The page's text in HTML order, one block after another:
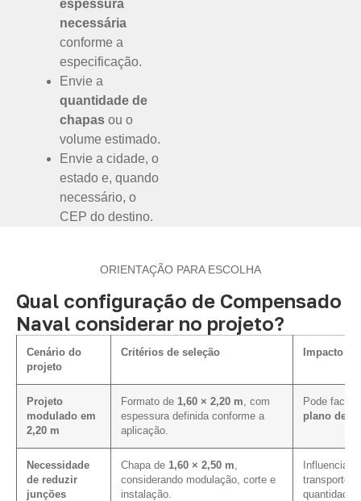
espessura
necessária
conforme a
especificação.
Envie a
quantidade de
chapas ou o
volume estimado.
Envie a cidade, o
estado e, quando
necessário, o
CEP do destino.
ORIENTAÇÃO PARA ESCOLHA
Qual configuração de Compensado
Naval considerar no projeto?
Cenário do
projeto
Critérios de seleção Impacto
Projeto
modulado em
2,20 m
Formato de 1,60 × 2,20 m , com
espessura definida conforme a
aplicação.
Pode
plano de
Necessidade
de reduzir
junções
Chapa de 1,60 × 2,50 m
considerando modulação, corte e
instalação.
Influencia
transporte,
quantidade